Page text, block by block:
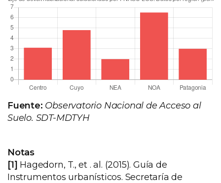
Fuente: Observatorio Nacional de Acceso al
Suelo. SDT-MDTYH
Notas
[1] Hagedorn, T., et . al. (2015). Guía de
Instrumentos urbanísticos. Secretaría de